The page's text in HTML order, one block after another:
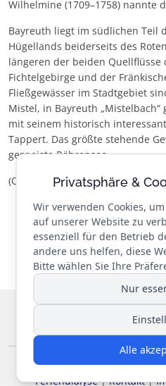
Wilhelmine (1709–1758) nannte
Bayreuth liegt im südlichen Teil
Hügellands beiderseits des
längeren der beiden Quellflüsse
Fichtelgebirge und der
Fließgewässer im Stadtgebiet
Mistel, in Bayreuth
mit seinem historisch
Tappert. Das größte stehende
gespeiste Röhrensee.
(Quelle: Wikipedia)
© 2026 Landesverband Niere
Jahresprogramm|Satzung
Feriendialyse|Kontakt|
Privatsphäre &
Wir verwenden Cookies,
auf unserer Website zu
essenziell für den Betrieb
andere uns helfen, diese
Bitte wählen Sie Ihre
Nur
Alle